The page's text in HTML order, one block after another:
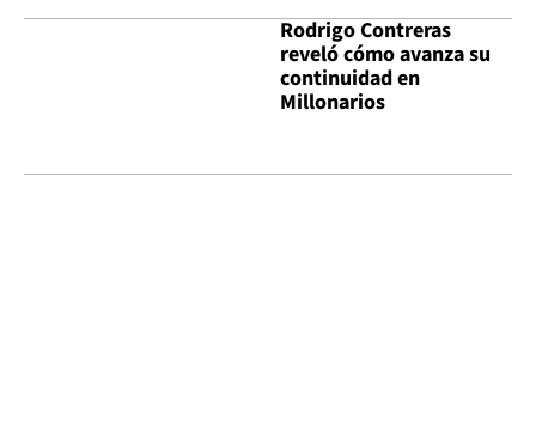
Rodrigo Contreras
reveló cómo avanza su
continuidad en
Millonarios